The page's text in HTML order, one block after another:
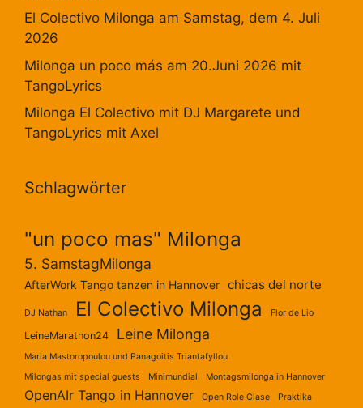
El Colectivo Milonga am Samstag, dem 4. Juli
2026
Milonga un poco más am 20.Juni 2026 mit
TangoLyrics
Milonga El Colectivo mit DJ Margarete und
TangoLyrics mit Axel
Schlagwörter
"un poco mas" Milonga
5. SamstagMilonga
AfterWork Tango tanzen in Hannover chicas del norte
DJ Nathan El Colectivo Milonga Flor de Lio
LeineMarathon24 Leine Milonga
Maria Mastoropoulou und Panagoitis Triantafyllou
Milongas mit special guests
Minimundial Montagsmilonga in Hannover
OpenAIr Tango in Hannover Open Role Clase
Praktika